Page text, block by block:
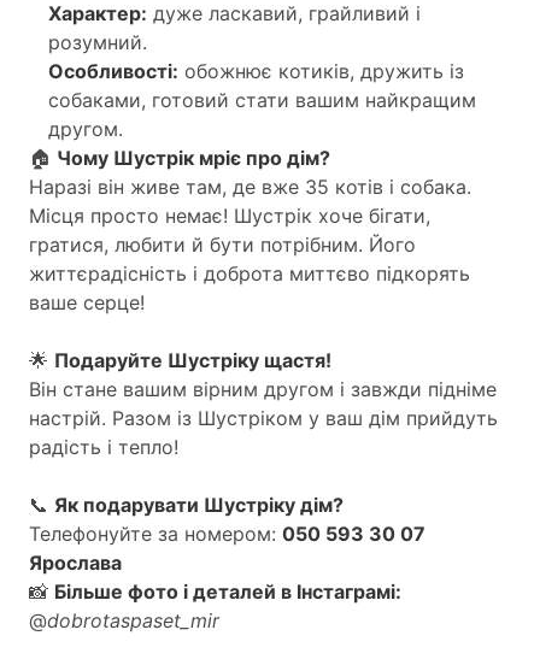
Характер: дуже ласкавий, грайливий і
розумний.
Особливості: обожнює котиків, дружить із
собаками, готовий стати вашим найкращим
другом.
🏠 Чому Шустрік мріє про дім?
Наразі він живе там, де вже 35 котів і собака.
Місця просто немає! Шустрік хоче бігати,
гратися, любити й бути потрібним. Його
життєрадісність і доброта миттєво підкорять
ваше серце!
🌟 Подаруйте Шустріку щастя!
Він стане вашим вірним другом і завжди підніме
настрій. Разом із Шустріком у ваш дім прийдуть
радість і тепло!
📞 Як подарувати Шустріку дім?
Телефонуйте за номером: 050 593 30 07
Ярослава
📸 Більше фото і деталей в Інстаграмі:
@dobrotaspaset_mir